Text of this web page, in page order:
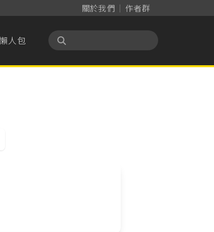
關於我們 作者群
人包